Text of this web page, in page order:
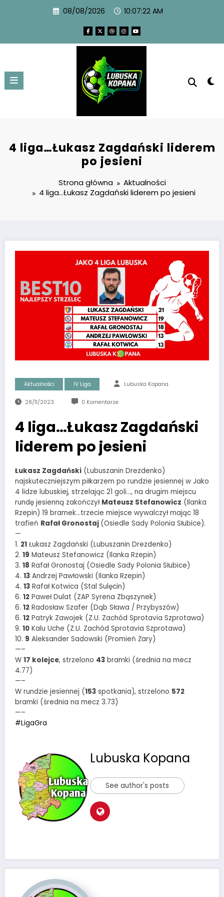
08/08/2026 10:07:23 AM
4 liga…Łukasz Zagdański liderem
po jesieni
Strona główna
Aktualności
4 liga…Łukasz Zagdański liderem po jesieni
Aktualności IV Liga Lubuska Kopana
28/11/2023 0 Komentarze
4 liga…Łukasz Zagdański
liderem po jesieni
Łukasz Zagdański (Lubuszanin Drezdenko)
najskuteczniejszym piłkarzem po rundzie jesiennej w Jako
4 lidze lubuskiej, strzelając 21 goli…, na drugim miejscu
rundę jesienną zakończył Mateusz Stefanowicz (Ilanka
Rzepin) 19 bramek…trzecie miejsce wywalczył mając 18
trafień Rafał Gronostaj (Osiedle Sady Polonia Słubice).
—
1. 21 Łukasz Zagdański (Lubuszanin Drezdenko)
2. 19 Mateusz Stefanowicz (Ilanka Rzepin)
3. 18 Rafał Gronostaj (Osiedle Sady Polonia Słubice)
4. 13 Andrzej Pawłowski (Ilanka Rzepin)
4. 13 Rafał Kotwica (Stal Sulęcin)
6. 12 Paweł Dulat (ZAP Syrena Zbąszynek)
6. 12 Radosław Szafer (Dąb Sława / Przybyszów)
6. 12 Patryk Zawojek (Z.U. Zachód Sprotavia Szprotawa)
9. 10 Kalu Uche (Z.U. Zachód Sprotavia Szprotawa)
10. 9 Aleksander Sadowski (Promień Żary)
—–
W 17 kolejce, strzelono 43 bramki (średnia na mecz
4.77)
—–
W rundzie jesiennej (153 spotkania), strzelono 572
bramki (średnia na mecz 3.73)
—–
#LigaGra
Lubuska Kopana
See author's posts